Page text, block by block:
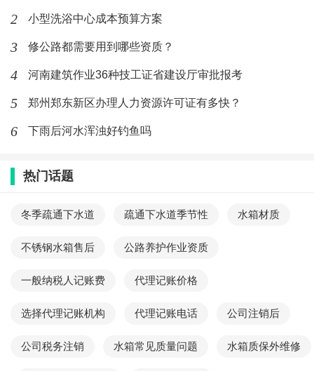
2 小型洗浴中心成本预算方案
3 修公路都需要用到哪些资质？
4 河南建筑作业36种技工证省建设厅审批报考
5 郑州郑东新区办理人力资源许可证有多快？
6 下雨后河水浑浊好钓鱼吗
热门话题
冬季疏通下水道 疏通下水道季节性 水箱材质
不锈钢水箱售后 公路养护作业资质
一般纳税人记账费 代理记账价格
选择代理记账机构 代理记账电话 公司注销后
公司税务注销 水箱常见质量问题 水箱质保外维修